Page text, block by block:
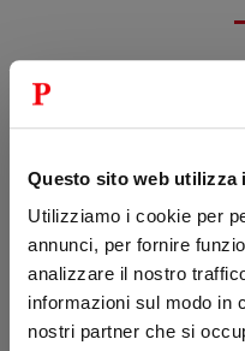
Questo sito web utilizza
Utilizziamo i cookie per
annunci, per fornire
analizzare il nostro
informazioni sul modo in
nostri partner che si
Lunghezza
Canna singola:81-86-
con